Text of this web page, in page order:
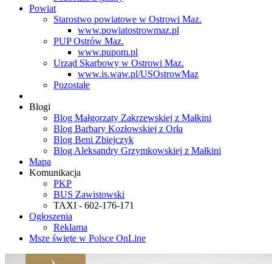
Powiat
Starostwo powiatowe w Ostrowi Maz.
www.powiatostrowmaz.pl
PUP Ostrów Maz.
www.pupom.pl
Urząd Skarbowy w Ostrowi Maz.
www.is.waw.pl/USOstrowMaz
Pozostałe
Blogi
Blog Małgorzaty Zakrzewskiej z Małkini
Blog Barbary Kozłowskiej z Orła
Blog Beni Zbiejczyk
Blog Aleksandry Grzymkowskiej z Małkini
Mapa
Komunikacja
PKP
BUS Zawistowski
TAXI - 602-176-171
Ogłoszenia
Reklama
Msze święte w Polsce OnLine